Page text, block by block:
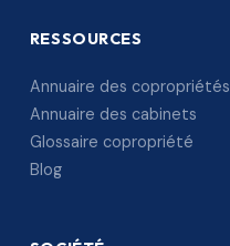
RESSOURCES
Annuaire des copropriétés
Annuaire des cabinets
Glossaire copropriété
Blog